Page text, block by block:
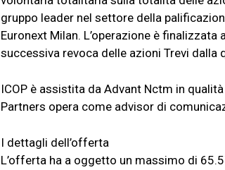
gruppo leader nel settore della
Euronext Milan. L’operazione è
successiva revoca delle azioni Trevi dalla
ICOP è assistita da Advant Nctm in
Partners opera come advisor di
I dettagli dell’offerta
L’offerta ha a oggetto un massimo di